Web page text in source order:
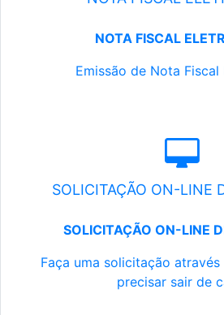
NOTA FISCAL
Emissão de Nota Fiscal
SOLICITAÇÃO ON-LINE
SOLICITAÇÃO ON-LINE
Faça uma solicitação
precisar sair de